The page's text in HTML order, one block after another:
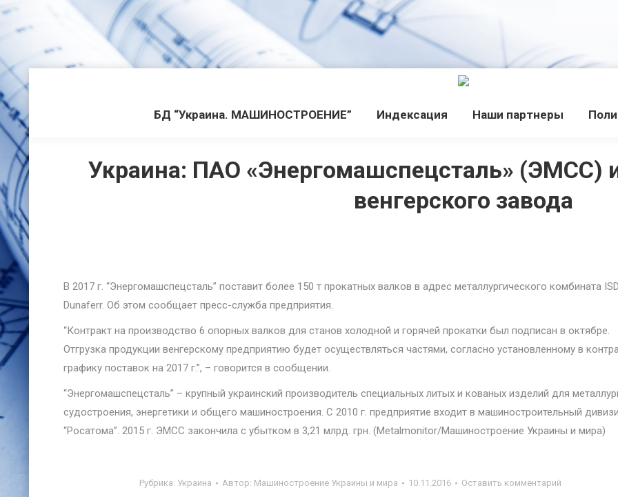
БД “Украина. МАШИНОСТРОЕНИЕ” Индекcация Наши партнеры
Украина: ПАО «Энергомашспецсталь» (ЭМСС)
венгерского завода
В 2017 г. “Энергомашспецсталь” поставит более 150 т прокатных валков в адрес металлургического комбината
Dunaferr. Об этом сообщает пресс-служба предприятия.
“Контракт на производство 6 опорных валков для станов холодной и горячей прокатки был подписан в октябре.
Отгрузка продукции венгерскому предприятию будет осуществляться частями, согласно установленному в
графику поставок на 2017 г.”, – говорится в сообщении.
“Энергомашспецсталь” – крупный украинский производитель специальных литых и кованых изделий для
судостроения, энергетики и общего машиностроения. С 2010 г. предприятие входит в машиностроительный
“Росатома”. 2015 г. ЭМСС закончила с убытком в 3,21 млрд. грн. (Metalmonitor/Машиностроение Украины и мира)
Рубрика: Украина Автор: Машиностроение Украины и мира 10.11.2016 Оставить комментарий